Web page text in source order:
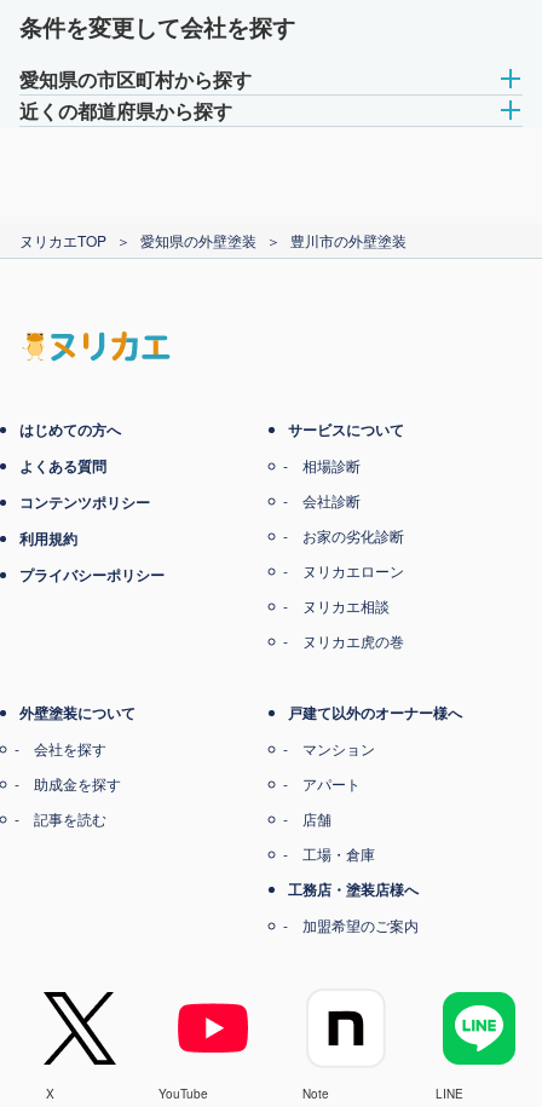
条件を変更して会社を探す
愛知県の市区町村から探す
近くの都道府県から探す
ヌリカエTOP ＞ 愛知県の外壁塗装 ＞ 豊川市の外壁塗装
はじめての方へ
よくある質問
コンテンツポリシー
利用規約
プライバシーポリシー
サービスについて
相場診断
会社診断
お家の劣化診断
ヌリカエローン
ヌリカエ相談
ヌリカエ虎の巻
外壁塗装について
会社を探す
助成金を探す
記事を読む
戸建て以外のオーナー様へ
マンション
アパート
店舗
工場・倉庫
工務店・塗装店様へ
加盟希望のご案内
X YouTube Note LINE